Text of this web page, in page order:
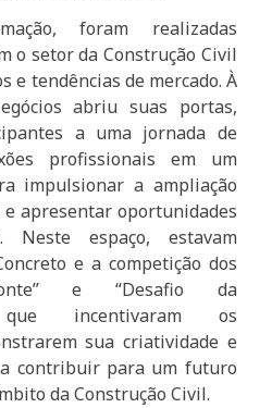
foram realizadas
o setor da Construção Civil
e tendências de mercado. À
abriu suas portas,
a uma jornada de
profissionais em um
impulsionar a ampliação
apresentar oportunidades
Neste espaço, estavam
e a competição dos
e “Desafio da
que incentivaram os
sua criatividade e
contribuir para um futuro
da Construção Civil.